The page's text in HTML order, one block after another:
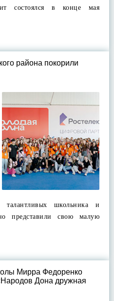
состоялся в конце мая
района покорили
школьника и
представили свою малую
Мирра Федоренко
Дона дружная